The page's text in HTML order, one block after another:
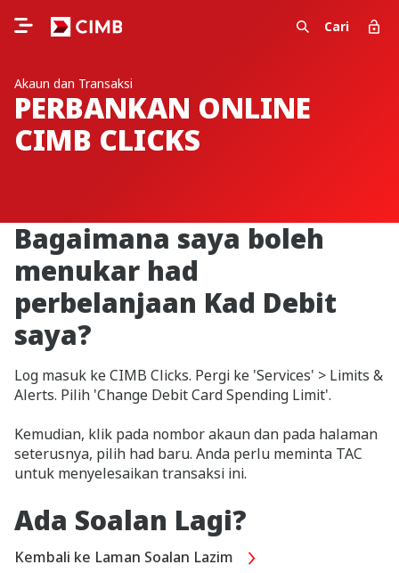
Cari
Akaun dan Transaksi
PERBANKAN ONLINE
CIMB CLICKS
Bagaimana saya boleh
menukar had
perbelanjaan Kad Debit
saya?
Log masuk ke CIMB Clicks. Pergi ke 'Services' > Limits &
Alerts. Pilih 'Change Debit Card Spending Limit'.
Kemudian, klik pada nombor akaun dan pada halaman
seterusnya, pilih had baru. Anda perlu meminta TAC
untuk menyelesaikan transaksi ini.
Ada Soalan Lagi?
Kembali ke Laman Soalan Lazim